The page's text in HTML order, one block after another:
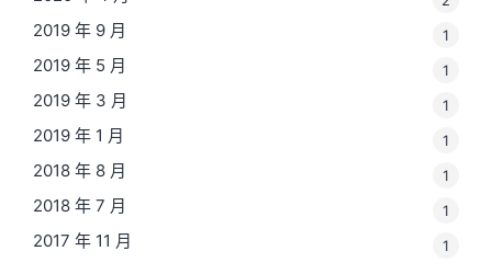
2019 年 9 月 1
2019 年 5 月 1
2019 年 3 月 1
2019 年 1 月 1
2018 年 8 月 1
2018 年 7 月 1
2017 年 11 月 1